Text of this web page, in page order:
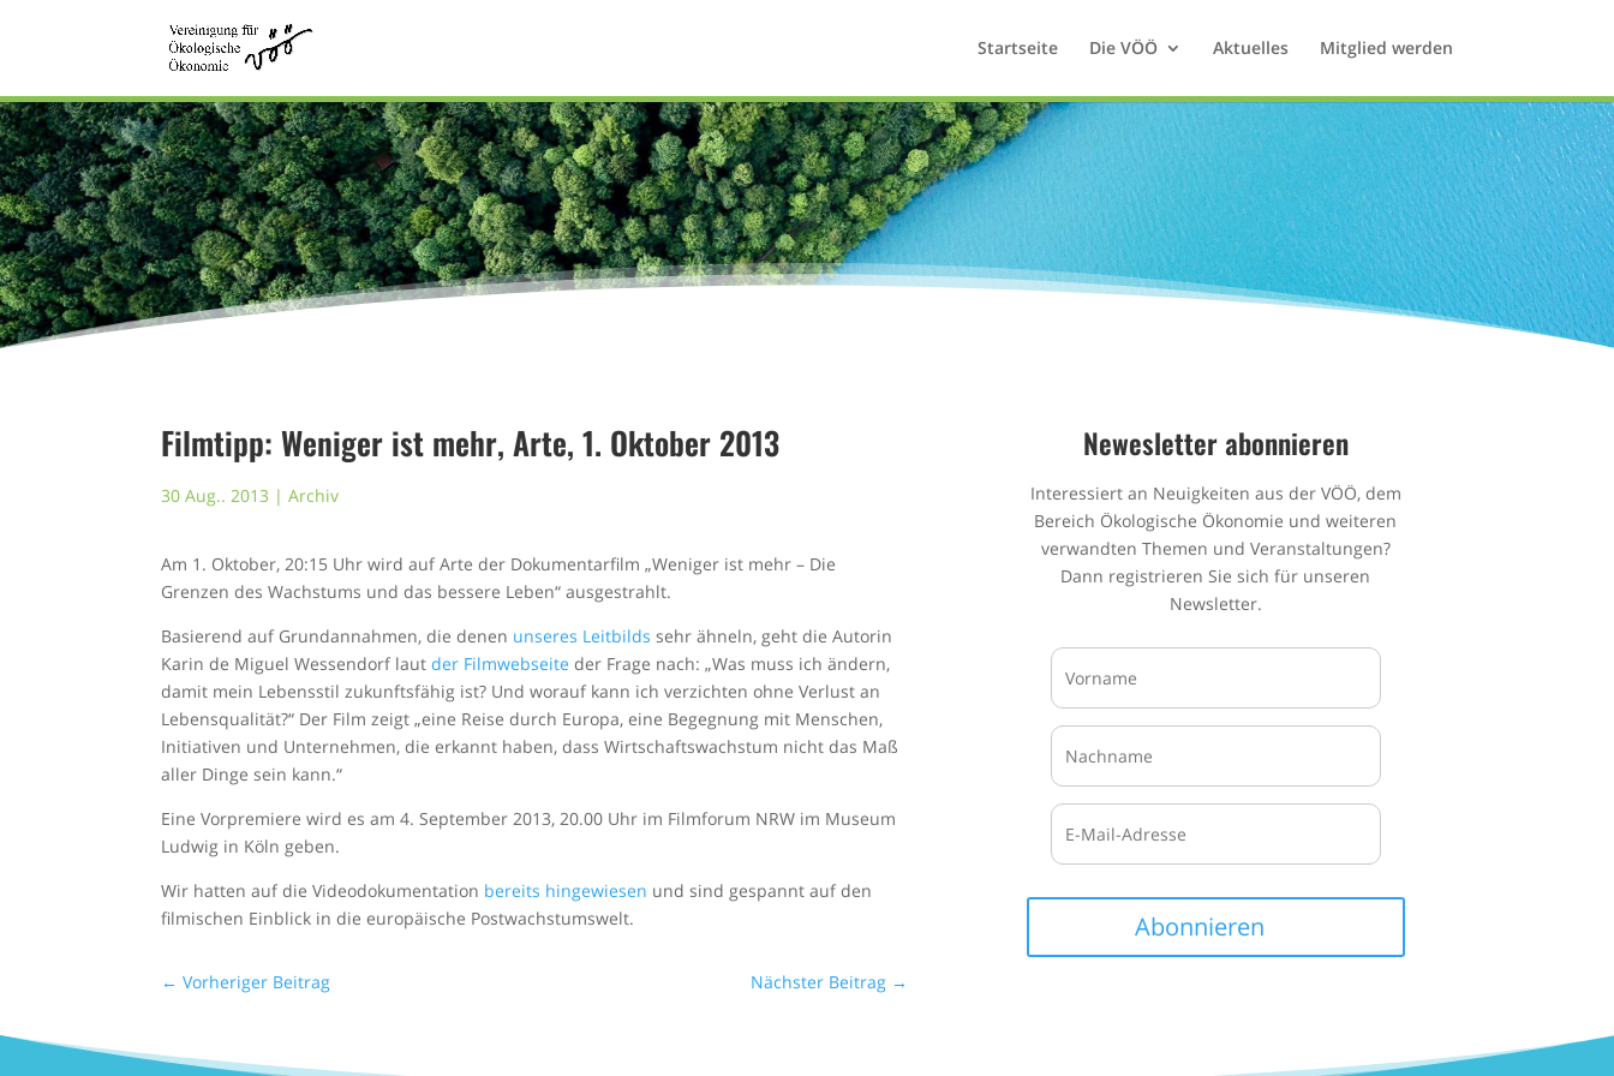
Startseite Die VÖÖ Aktuelles Mitglied werden
Filmtipp: Weniger ist mehr, Arte, 1. Oktober 2013
30 Aug.. 2013 |Archiv
Am 1. Oktober, 20:15 Uhr wird auf Arte der Dokumentarfilm „Weniger ist mehr – Die
Grenzen des Wachstums und das bessere Leben“ ausgestrahlt.
Basierend auf Grundannahmen, die denen unseres Leitbilds sehr ähneln, geht die Autorin
Karin de Miguel Wessendorf lautder Filmwebseite der Frage nach: „Was muss ich ändern,
damit mein Lebensstil zukunftsfähig ist? Und worauf kann ich verzichten ohne Verlust an
Lebensqualität?“ Der Film zeigt „eine Reise durch Europa, eine Begegnung mit Menschen,
Initiativen und Unternehmen, die erkannt haben, dass Wirtschaftswachstum nicht das Maß
aller Dinge sein kann.“
Eine Vorpremiere wird es am 4. September 2013, 20.00 Uhr im Filmforum NRW im Museum
Ludwig in Köln geben.
Wir hatten auf die Videodokumentation bereits hingewiesen und sind gespannt auf den
filmischen Einblick in die europäische Postwachstumswelt.
←Vorheriger Beitrag Nächster Beitrag→
Newesletter abonnieren
Interessiert an Neuigkeiten aus der VÖÖ, dem
Bereich Ökologische Ökonomie und weiteren
verwandten Themen und Veranstaltungen?
Dann registrieren Sie sich für unseren
Newsletter.
Abonnieren